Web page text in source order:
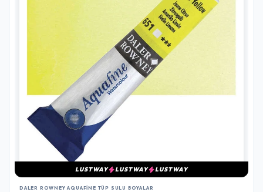
LUSTWAY LUSTWAY LUSTWAY
DALER ROWNEY AQUAFINE TÜP SULU BOYALAR